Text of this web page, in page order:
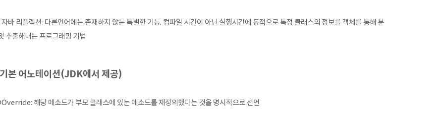
자바 리플렉션: 다른언어에는 존재하지 않는 특별한 기능, 컴파일 시간이 아닌 실행시간에 동적으로 특정 클래스의 정보를 객체를 통해 분
추출해내는 프로그래밍 기법
본 어노테이션(JDK에서 제공)
해당 메소드가 부모 클래스에 있는 메소드를 재정의했다는 것을 명시적으로 선언